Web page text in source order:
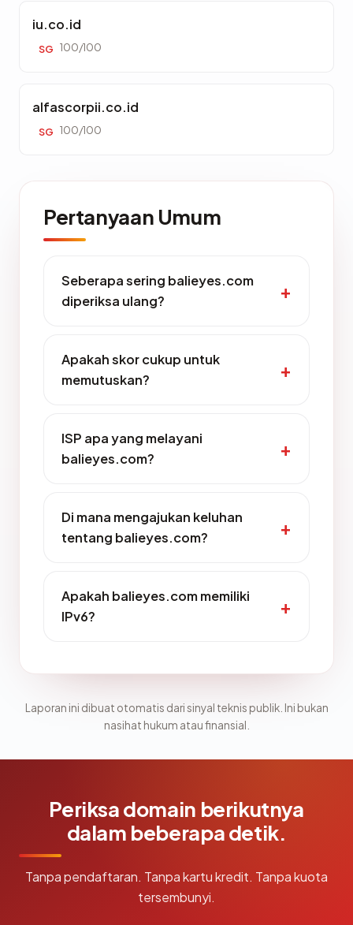
iu.co.id
SG 100/100
alfascorpii.co.id
SG 100/100
Pertanyaan Umum
Seberapa sering balieyes.com
diperiksa ulang?
Apakah skor cukup untuk
memutuskan?
ISP apa yang melayani
balieyes.com?
Di mana mengajukan keluhan
tentang balieyes.com?
Apakah balieyes.com memiliki
IPv6?
Laporan ini dibuat otomatis dari sinyal teknis publik. Ini bukan
nasihat hukum atau finansial.
Periksa domain berikutnya
dalam beberapa detik.
Tanpa pendaftaran. Tanpa kartu kredit. Tanpa kuota
tersembunyi.